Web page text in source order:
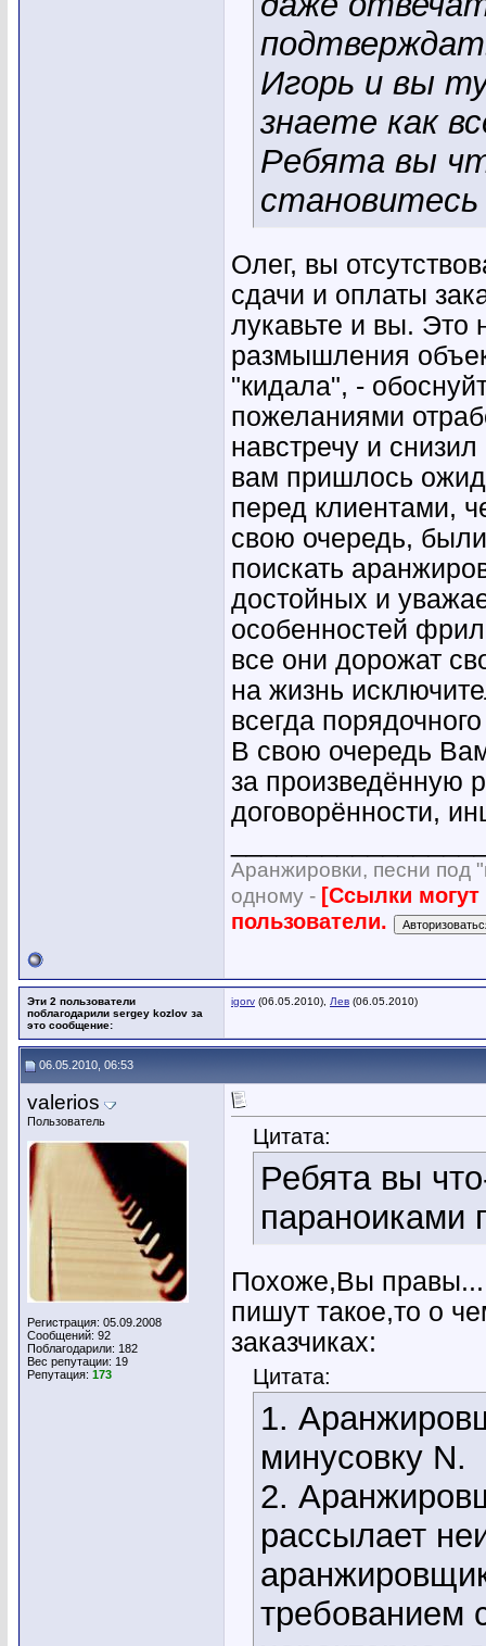
Игорь и вы
знаете как
Ребята вы
становитесь
Олег, вы
сдачи и оплаты
лукавьте и вы. Это
размышления
"кидала", -
пожеланиями
навстречу и
вам пришлось
перед клиентами,
свою очередь,
поискать
достойных и
особенностей
все они дорожат
на жизнь
всегда
В свою очередь
за произведённую
договорённости,
Аранжировки, песни под
одному - [Ссылки могут
пользователи.
Эти 2 пользователи
поблагодарили sergey kozlov за
это сообщение:
igorv (06.05.2010), Лев (06.05.2010)
06.05.2010, 06:53
valerios
Пользователь
Регистрация: 05.09.2008
Сообщений: 92
Поблагодарили: 182
Вес репутации: 19
Репутация: 173
Цитата:
Ребята вы
параноиками
Похоже,Вы
пишут такое,то о
заказчиках:
Цитата:
1.
минусовку N.
2.
рассылает
требованием